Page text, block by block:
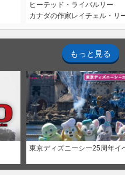
ヒーテッド・ライバルリー
カナダの作家レイチェル・リ
もっと見る
東京ディズニーシー25周年イ